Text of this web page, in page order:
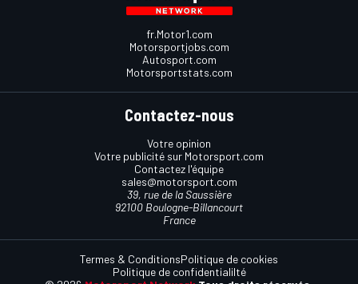
fr.Motor1.com
Motorsportjobs.com
Autosport.com
Motorsportstats.com
Contactez-nous
Votre opinion
Votre publicité sur Motorsport.com
Contactez l'équipe
sales@motorsport.com
39, rue de la Saussière
92100 Boulogne-Billancourt
France
Termes & ConditionsPolitique de cookies
Politique de confidentialilté